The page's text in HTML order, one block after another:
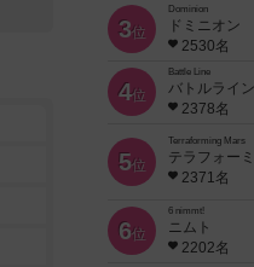
3位
Dominion
ドミニオン
2530名
4位
Battle Line
バトルライン
2378名
5位
Terraforming Mars
テラフォー
2371名
6位
6 nimmt!
ニムト
2202名